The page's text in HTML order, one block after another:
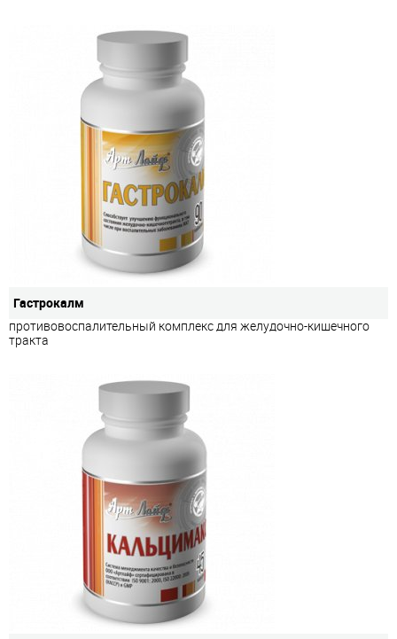
Гастрокалм
противовоспалительный комплекс для желудочно-кишечного
тракта